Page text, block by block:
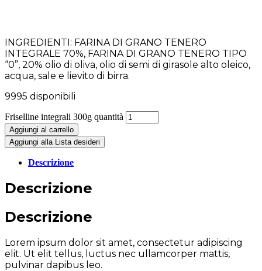
INGREDIENTI: FARINA DI GRANO TENERO
INTEGRALE 70%, FARINA DI GRANO TENERO TIPO
“0”, 20% olio di oliva, olio di semi di girasole alto oleico,
acqua, sale e lievito di birra.
9995 disponibili
Friselline integrali 300g quantità
Aggiungi al carrello
Aggiungi alla Lista desideri
Descrizione
Descrizione
Descrizione
Lorem ipsum dolor sit amet, consectetur adipiscing
elit. Ut elit tellus, luctus nec ullamcorper mattis,
pulvinar dapibus leo.